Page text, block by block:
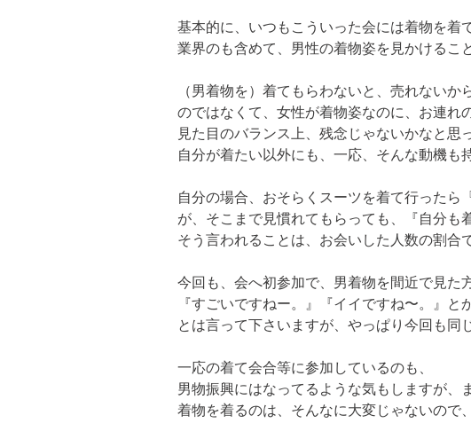
基本的に、いつもこういった会には着物を着
業界のも含めて、男性の着物姿を見かけるこ
（男着物を）着てもらわないと、売れないか
のではなくて、女性が着物姿なのに、お連れ
見た目のバランス上、残念じゃないかなと思
自分が着たい以外にも、一応、そんな動機も
自分の場合、おそらくスーツを着て行ったら
が、そこまで見慣れてもらっても、『自分も
そう言われることは、お会いした人数の割合
今回も、会へ初参加で、男着物を間近で見た
『すごいですねー。』『イイですね〜。』と
とは言って下さいますが、やっぱり今回も同
一応の着て会合等に参加しているのも、
男物振興にはなってるような気もしますが、
着物を着るのは、そんなに大変じゃないので